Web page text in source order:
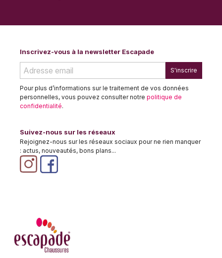
Inscrivez-vous à la newsletter Escapade
S'inscrire
Pour plus d’informations sur le traitement de vos données
personnelles, vous pouvez consulter notre politique de
confidentialité.
Suivez-nous sur les réseaux
Rejoignez-nous sur les réseaux sociaux pour ne rien manquer
: actus, nouveautés, bons plans...